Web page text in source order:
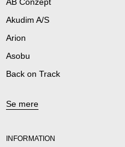
AB Conzept
Akudim A/S
Arion
Asobu
Back on Track
Se mere
INFORMATION